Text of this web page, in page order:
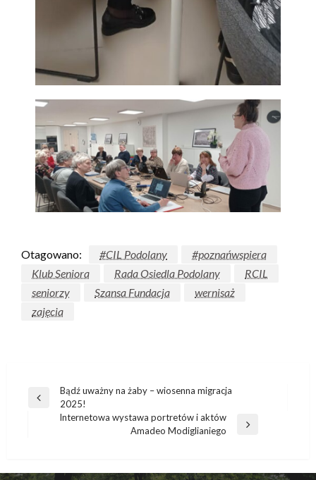
Otagowano: #CIL Podolany
#poznańwspiera
Klub Seniora
Rada Osiedla Podolany
RCIL
seniorzy
Szansa Fundacja
wernisaż
zajęcia
Bądź uważny na żaby – wiosenna migracja
2025!
Internetowa wystawa portretów i aktów
Amadeo Modiglianiego